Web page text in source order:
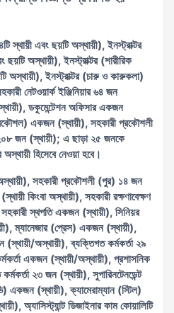
স্থায়ী এবং ছয়টি অস্থায়ী), ইনস্ট্রাক্টর
অস্থায়ী), ইনস্ট্রাক্টর (শারীরিক
অস্থায়ী), ইনস্ট্রাক্টর (চারু ও কারুকলা)
নেটওয়ার্ক ইঞ্জিনিয়ার ৬৪ জন
ডকুমেন্টেশন অফিসার একজন
একজন (স্থায়ী), সহকারী প্রকৌশলী
জন (স্থায়ী); এ ছাড়া ২৫ জনকে
হিসেবে নেওয়া হবে।
সহকারী প্রকৌশলী (পুর) ১৪ জন
কিংবা অস্থায়ী), সহকারী রক্ষণাবেক্ষণ
স্থপতি একজন (স্থায়ী), সিনিয়র
ম্যানেজার (প্রেস) একজন (স্থায়ী),
অস্থায়ী), ব্যক্তিগত কর্মকর্তা ২৯
একজন (স্থায়ী/অস্থায়ী), প্রশাসনিক
২৩ জন (স্থায়ী), সুপারিনটেনডেন্ট
একজন (স্থায়ী), ক্যামেরাম্যান (স্টিল)
অ্যাসিস্ট্যান্ট ডিজাইনার কাম কোয়ালিটি